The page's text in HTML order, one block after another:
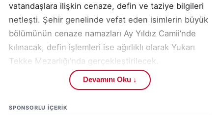
vatandaşlara ilişkin cenaze, defin ve taziye bilgileri
netleşti. Şehir genelinde vefat eden isimlerin büyük
bölümünün cenaze namazları Ay Yıldız Camii’nde
kılınacak, defin işlemleri ise ağırlıklı olarak Yukarı
Tekke Mezarlığı’nda gerçekleştirilecek.
Kamuoyunun doğru bilgilendirilmesi amacıyla
açıklanan bilgiler, resmi kayıtlar doğrultusunda
derlenerek paylaşıldı.
Devamını Oku ↓
SPONSORLU IÇERIK